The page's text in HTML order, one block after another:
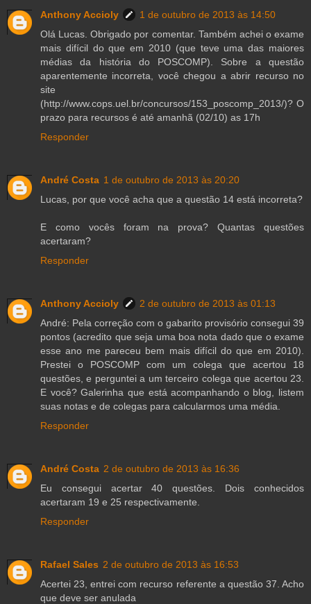
Anthony Accioly
1 de outubro de 2013 às 14:50
Olá Lucas. Obrigado por comentar. Também achei o exame
mais difícil do que em 2010 (que teve uma das maiores
médias da história do POSCOMP). Sobre a questão
aparentemente incorreta, você chegou a abrir recurso no
site
(http://www.cops.uel.br/concursos/153_poscomp_2013/)? O
prazo para recursos é até amanhã (02/10) as 17h
Responder
André Costa 1 de outubro de 2013 às 20:20
Lucas, por que você acha que a questão 14 está incorreta?
E como vocês foram na prova? Quantas questões
acertaram?
Responder
Anthony Accioly
2 de outubro de 2013 às 01:13
André: Pela correção com o gabarito provisório consegui 39
pontos (acredito que seja uma boa nota dado que o exame
esse ano me pareceu bem mais difícil do que em 2010).
Prestei o POSCOMP com um colega que acertou 18
questões, e perguntei a um terceiro colega que acertou 23.
E você? Galerinha que está acompanhando o blog, listem
suas notas e de colegas para calcularmos uma média.
Responder
André Costa 2 de outubro de 2013 às 16:36
Eu consegui acertar 40 questões. Dois conhecidos
acertaram 19 e 25 respectivamente.
Responder
Rafael Sales 2 de outubro de 2013 às 16:53
Acertei 23, entrei com recurso referente a questão 37. Acho
que deve ser anulada